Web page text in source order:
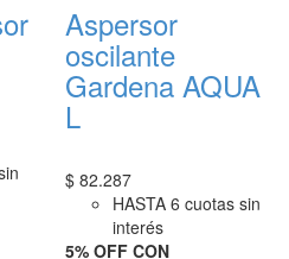
Aspersor
oscilante
Gardena AQUA
L
$ 82.287
HASTA 6 cuotas sin
interés
5% OFF CON